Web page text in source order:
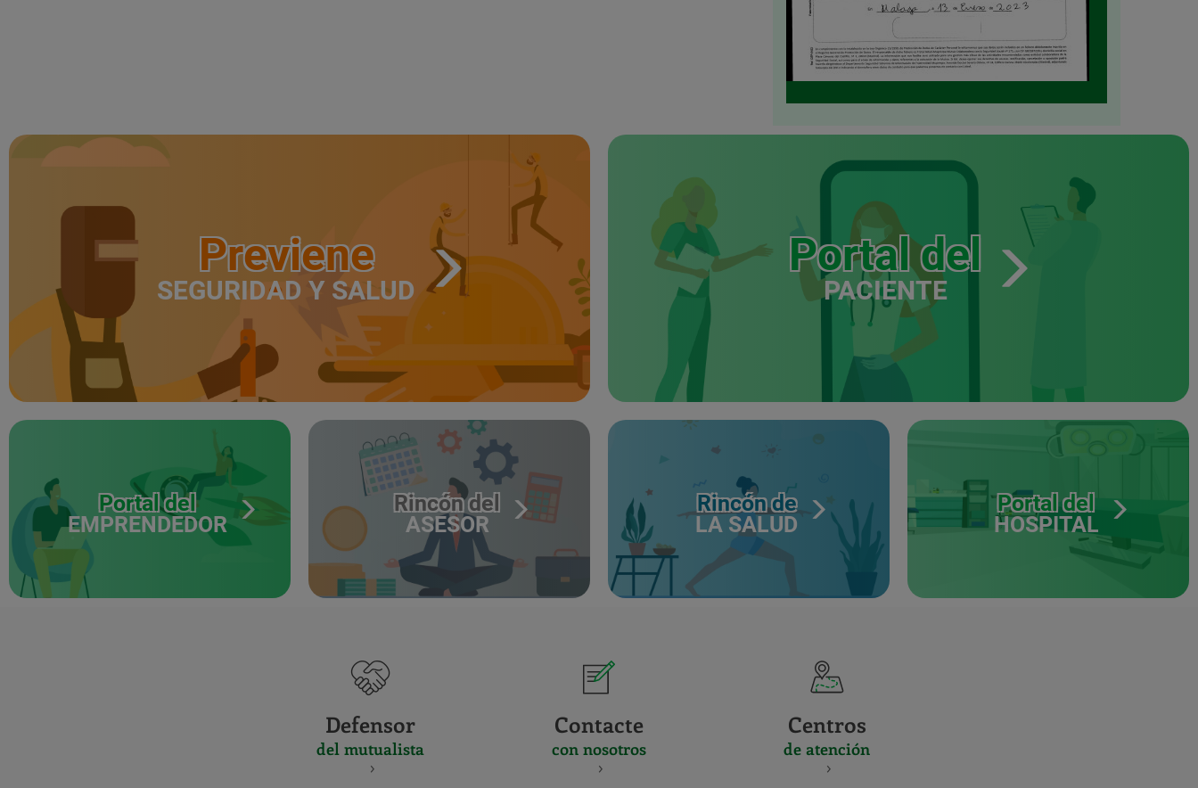
Previene
SEGURIDAD Y SALUD
Portal del
PACIENTE
Portal del
EMPRENDEDOR
Rincón del
ASESOR
Rincón de
LA SALUD
Portal del
HOSPITAL
Defensor
del mutualista
Contacte
con nosotros
Centros
de atención